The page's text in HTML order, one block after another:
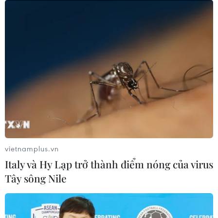
vietnamplus.vn
Italy và Hy Lạp trở thành điểm nóng của virus
Tây sông Nile